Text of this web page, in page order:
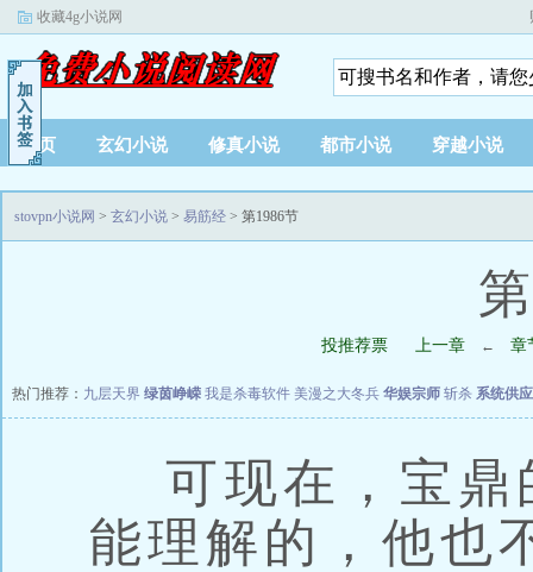
收藏4g小说网
首页 玄幻小说 修真小说 都市小说 穿越小说
stovpn小说网 > 玄幻小说 > 易筋经 > 第1986节
投推荐票 上一章 ← 章
热门推荐： 九层天界 绿茵峥嵘 我是杀毒软件 美漫之大冬兵 华娱宗师 斩杀 系统供
可现在，宝鼎
能理解的，他也